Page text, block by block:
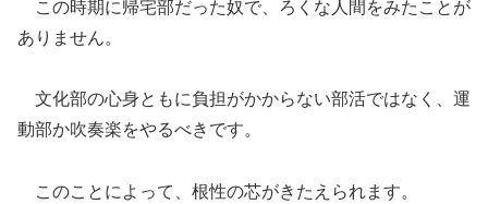
この時期に帰宅部だった奴で、ろくな人間をみたことが
ありません。
文化部の心身ともに負担がかからない部活ではなく、運
動部か吹奏楽をやるべきです。
このことによって、根性の芯がきたえられます。